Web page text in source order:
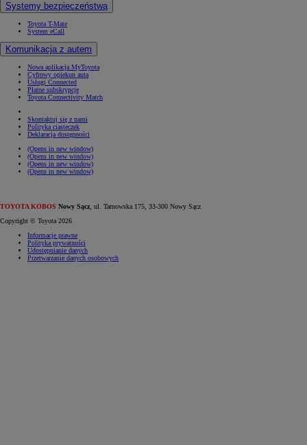
Systemy bezpieczeństwa
Toyota T-Mate
System eCall
Komunikacja z autem
Nowa aplikacja MyToyota
Cyfrowy opiekun auta
Usługi Connected
Płatne subskrypcje
Toyota Connectivity Match
Skontaktuj się z nami
Polityka ciasteczek
Deklaracja dostępności
(Opens in new window)
(Opens in new window)
(Opens in new window)
(Opens in new window)
TOYOTA KOBOS Nowy Sącz, ul. Tarnowska 175, 33-300 Nowy Sącz
Copyright © Toyota 2026
Informacje prawne
Polityka prywatności
Udostępnianie danych
Przetwarzanie danych osobowych